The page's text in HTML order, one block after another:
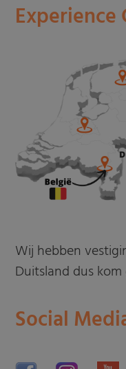
Experience
Wij hebben
Duitsland dus
Social